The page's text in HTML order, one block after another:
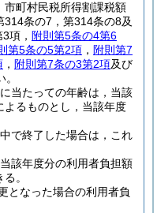
市町村民税所得割課税額
314条の7，第314条の8及
項， 附則第5条の4第6
第5条の5第2項 ， 附則第7
， 附則第7条の3第2項及び
当たっての年齢は，当該
るものとし，当該年度
で終了した場合は，これ
該年度分の利用者負担額
。
となった場合の利用者負